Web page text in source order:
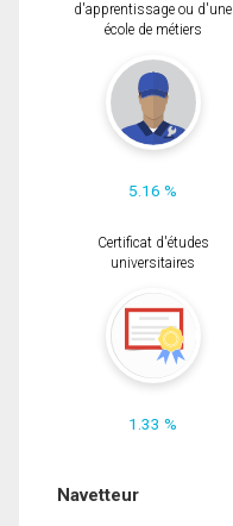
d'apprentissage ou d'une
école de métiers
5.16 %
Certificat d'études
universitaires
1.33 %
Navetteur